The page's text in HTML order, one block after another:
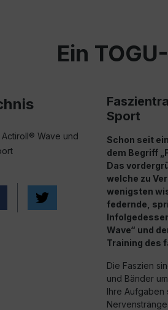
Ein
Wave und
Sport
Schon seit
dem Begriff
Das
welche zu
wenigsten
federnde,
Wave“ und
Training des
Die Faszien
und Bänder
Ihre Aufgaben